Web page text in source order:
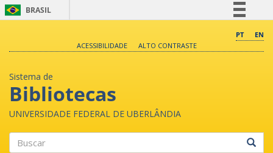
BRASIL
Comunica BR
PT
EN
ACESSIBILIDADE
ALTO CONTRASTE
Sistema de
Bibliotecas
UNIVERSIDADE FEDERAL DE UBERLÂNDIA